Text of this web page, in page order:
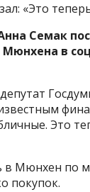
«Это
Семак
в
Это
в Мюнхен по
покупок.